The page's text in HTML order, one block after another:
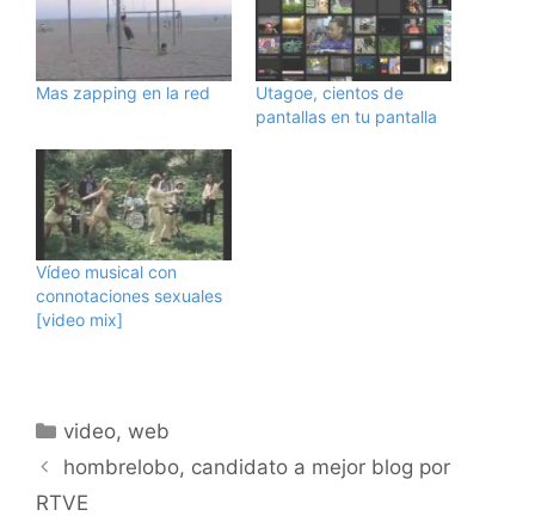
Mas zapping en la red
Utagoe, cientos de
pantallas en tu pantalla
Vídeo musical con
connotaciones sexuales
[video mix]
Categorías
video,web
hombrelobo, candidato a mejor blog por
RTVE